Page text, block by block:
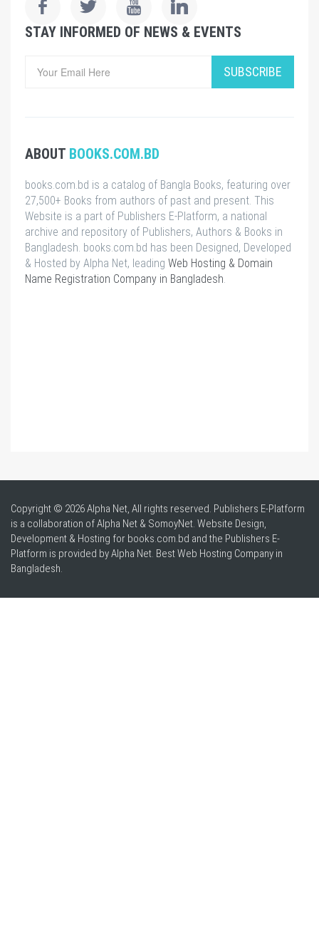
STAY INFORMED OF NEWS & EVENTS
SUBSCRIBE
ABOUT BOOKS.COM.BD
books.com.bd is a catalog of Bangla Books, featuring over
27,500+ Books from authors of past and present. This
Website is a part of Publishers E-Platform, a national
archive and repository of Publishers, Authors & Books in
Bangladesh. books.com.bd has been Designed, Developed
& Hosted by Alpha Net, leading Web Hosting & Domain
Name Registration Company in Bangladesh.
Copyright © 2026 Alpha Net, All rights reserved. Publishers E-Platform
is a collaboration of Alpha Net & SomoyNet. Website Design,
Development & Hosting for books.com.bd and the Publishers E-
Platform is provided by Alpha Net. BestWeb Hosting Company in
Bangladesh.